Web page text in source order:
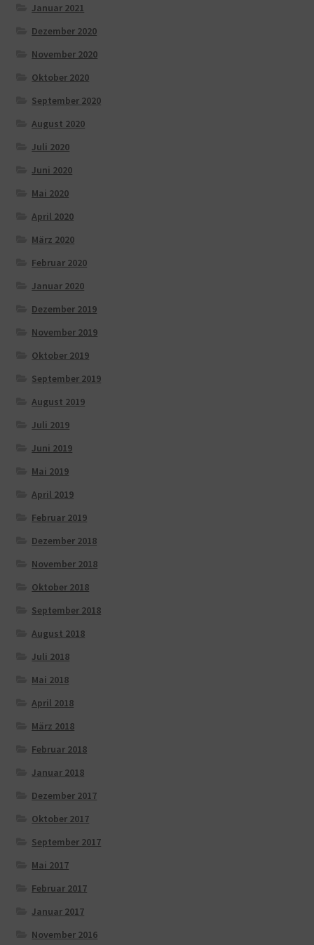
Januar 2021
Dezember 2020
November 2020
Oktober 2020
September 2020
August 2020
Juli 2020
Juni 2020
Mai 2020
April 2020
März 2020
Februar 2020
Januar 2020
Dezember 2019
November 2019
Oktober 2019
September 2019
August 2019
Juli 2019
Juni 2019
Mai 2019
April 2019
Februar 2019
Dezember 2018
November 2018
Oktober 2018
September 2018
August 2018
Juli 2018
Mai 2018
April 2018
März 2018
Februar 2018
Januar 2018
Dezember 2017
Oktober 2017
September 2017
Mai 2017
Februar 2017
Januar 2017
November 2016